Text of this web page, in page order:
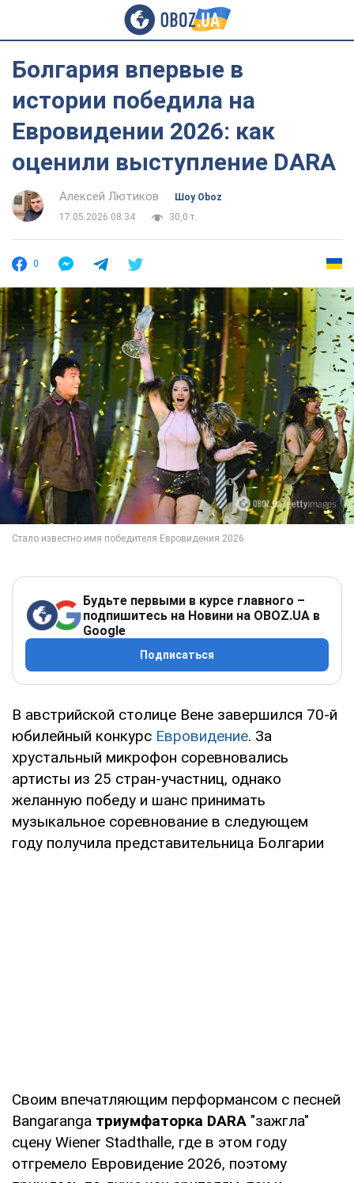
Болгария впервые в
истории победила на
Евровидении 2026: как
оценили выступление DARA
Алексей Лютиков
Шоу Oboz
17.05.2026 08:34
30,0 т.
0
Будьте первыми в курсе главного –
подпишитесь на Новини на OBOZ.UA в
Google
Подписаться
В австрийской столице Вене завершился 70-й
юбилейный конкурс Евровидение. За
хрустальный микрофон соревновались
артисты из 25 стран-участниц, однако
желанную победу и шанс принимать
музыкальное соревнование в следующем
году получила представительница Болгарии
Своим впечатляющим перформансом с песней
Bangaranga триумфаторка DARA "зажгла"
сцену Wiener Stadthalle, где в этом году
отгремело Евровидение 2026, поэтому